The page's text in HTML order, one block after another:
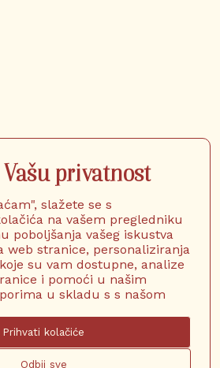
privatnost
slažete se s
na vašem pregledniku
poboljšanja vašeg iskustva
web stranice, personaliziranja
su vam dostupne, analize
i pomoći u našim
u skladu s s našom
Prihvati kolačiće
Odbij sve